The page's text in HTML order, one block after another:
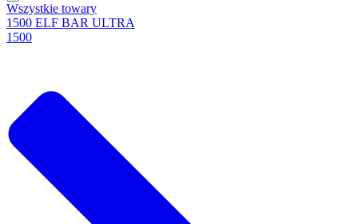
Wszystkie towary
1500 ELF BAR ULTRA
1500